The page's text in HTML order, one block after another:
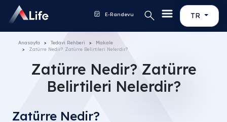
TR
E-Randevu
Anasayfa Tedavi Rehberi
Makale
Zatürre Nedir? Zatürre Belirtileri Nelerdir?
Zatürre Nedir? Zatürre
Belirtileri Nelerdir?
Zatürre Nedir?